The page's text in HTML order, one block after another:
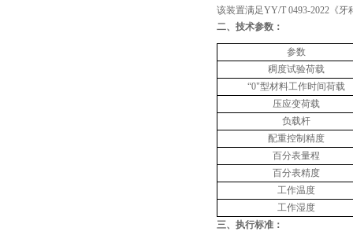
该装置满足YY/T 0493-2022 《
‌二、技术参数：
参数
稠度试验荷载
“0"型材料工作时间荷载
压应变荷载
负载杆
配重控制精度
百分表量程
百分表精度
工作温度
工作湿度
三、执行标准 ：